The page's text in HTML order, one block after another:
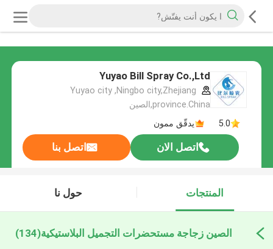
Yuyao Bill Spray Co.,Ltd
Yuyao city ,Ningbo city,Zhejiang
province.China,الصين
5.0
يدقّق ممون
اتصل الان اتصل بنا
المنتجات حول نا
الصين زجاجة مستحضرات التجميل البلاستيكية(134)